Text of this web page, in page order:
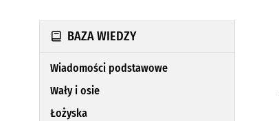
BAZA WIEDZY
Wiadomości podstawowe
Wały i osie
Łożyska